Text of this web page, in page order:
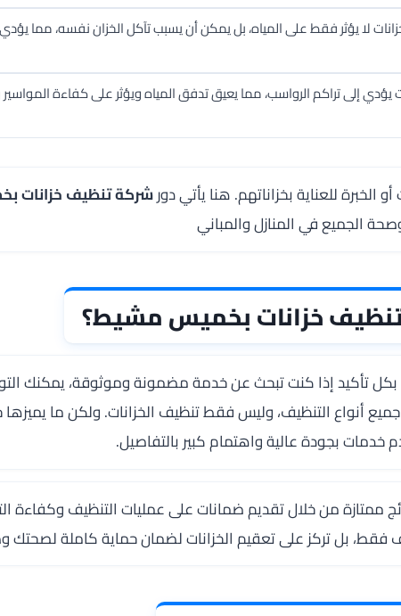
لا يؤثر فقط على المياه، بل يمكن أن يسبب تآكل الخزان نفسه، مما
يؤدي إلى تراكم الرواسب، مما يعيق تدفق المياه ويؤثر على كفاءة
للعناية بخزاناتهم. هنا يأتي دورشركة تنظيف خزانات
الجميع في المنازل والمباني
خزانات بخميس مشيط؟
تأكيد إذا كنت تبحث عن خدمة مضمونة وموثوقة، يمكنك
أنواع التنظيف، وليس فقط تنظيف الخزانات. ولكن ما
خدمات بجودة عالية واهتمام كبير بالتفاصيل.
ممتازة من خلال تقديم ضمانات على عمليات التنظيف وكفاءة
فقط، بل تركز على تعقيم الخزانات لضمان حماية كاملة لصحتك